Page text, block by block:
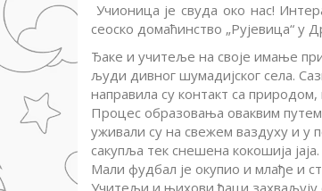
Учионица је свуда око нас!
сеоско домаћинство „Рујевица“ у
Ђаке и учитеље на своје имање
људи дивног шумадијског села.
направила су контакт са
Процес образовања оваквим
уживали су на свежем ваздуху и у
сакупља тек снешена кокошија јаја.
Мали фудбал је окупио и млађе и
Учитељи и њихови ђаци захваљују